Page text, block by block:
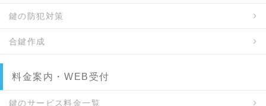
鍵の防犯対策
合鍵作成
料金案内・WEB受付
鍵のサービス料金一覧